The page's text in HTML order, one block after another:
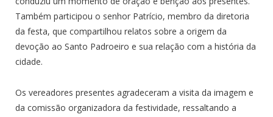
Também participou o senhor Patrício, membro da diretoria
da festa, que compartilhou relatos sobre a origem da
devoção ao Santo Padroeiro e sua relação com a história da
cidade.
Os vereadores presentes agradeceram a visita da imagem e
da comissão organizadora da festividade, ressaltando a